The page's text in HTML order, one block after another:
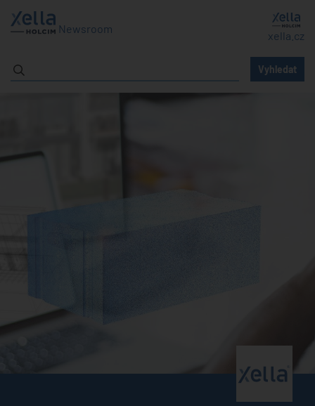
Newsroom
xella.cz